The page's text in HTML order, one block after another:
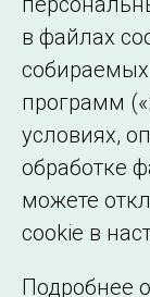
в файлах
программ
условиях,
обработке
можете
cookie в
Подробнее